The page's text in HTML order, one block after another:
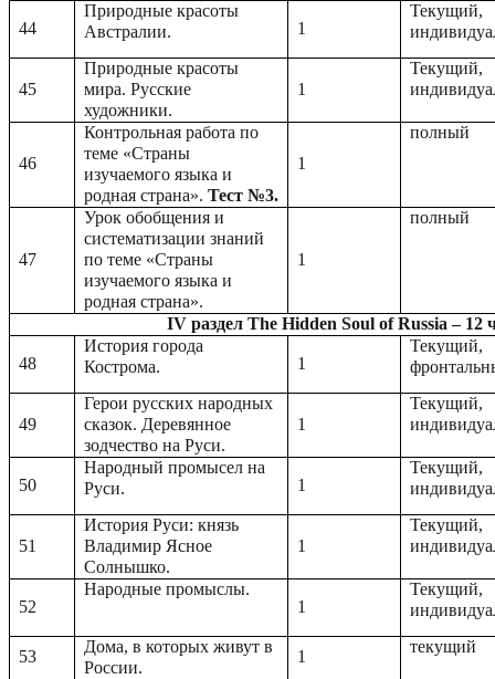
44
Природные красоты
Австралии.
1
Текущий,
45
Природные красоты
мира. Русские
художники.
1
Текущий,
46
Контрольная работа по
теме «Страны
изучаемого языка и
родная страна». Тест №3.
1
полный
47
Урок обобщения и
систематизации знаний
по теме «Страны
изучаемого языка и
родная страна».
1
полный
IV раздел The Hidden Soul of Russia – 12
48
История города
Кострома.
1
Текущий,
49
Герои русских народных
сказок. Деревянное
зодчество на Руси.
1
Текущий,
50
Народный промысел на
Руси.
1
Текущий,
51
История Руси: князь
Владимир Ясное
Солнышко.
1
Текущий,
52
Народные промыслы.
1
Текущий,
53
Дома, в которых живут в
России.
1
текущий